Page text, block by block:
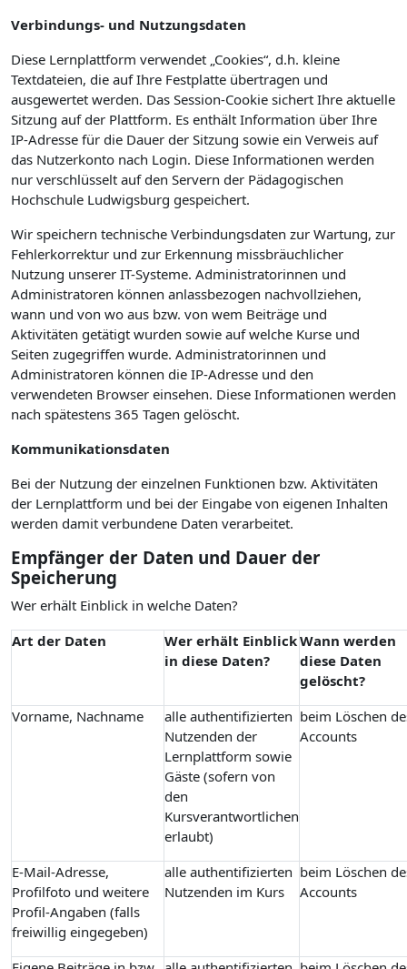
Verbindungs- und Nutzungsdaten
Diese Lernplattform verwendet „Cookies“, d.h. kleine
Textdateien, die auf Ihre Festplatte übertragen und
ausgewertet werden. Das Session-Cookie sichert Ihre aktuelle
Sitzung auf der Plattform. Es enthält Information über Ihre
IP-Adresse für die Dauer der Sitzung sowie ein Verweis auf
das Nutzerkonto nach Login. Diese Informationen werden
nur verschlüsselt auf den Servern der Pädagogischen
Hochschule Ludwigsburg gespeichert.
Wir speichern technische Verbindungsdaten zur Wartung, zur
Fehlerkorrektur und zur Erkennung missbräuchlicher
Nutzung unserer IT-Systeme. Administratorinnen und
Administratoren können anlassbezogen nachvollziehen,
wann und von wo aus bzw. von wem Beiträge und
Aktivitäten getätigt wurden sowie auf welche Kurse und
Seiten zugegriffen wurde. Administratorinnen und
Administratoren können die IP-Adresse und den
verwendeten Browser einsehen. Diese Informationen werden
nach spätestens 365 Tagen gelöscht.
Kommunikationsdaten
Bei der Nutzung der einzelnen Funktionen bzw. Aktivitäten
der Lernplattform und bei der Eingabe von eigenen Inhalten
werden damit verbundene Daten verarbeitet.
Empfänger der Daten und Dauer der
Speicherung
Wer erhält Einblick in welche Daten?
Art der Daten
Wer erhält Einblick
in diese Daten?
Wann werden
diese Daten
gelöscht?
Vorname, Nachname
alle authentifizierten
Nutzenden der
Lernplattform sowie
Gäste (sofern von
den
Kursverantwortlichen
erlaubt)
beim Löschen
Accounts
E-Mail-Adresse,
Profilfoto und weitere
Profil-Angaben (falls
freiwillig eingegeben)
alle authentifizierten
Nutzenden im Kurs
beim Löschen
Accounts